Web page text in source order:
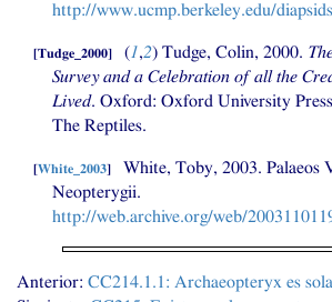
http://www.ucmp.berkeley.edu/
[Tudge_2000] (1,2) Tudge, Colin, 2000.
Survey and a Celebration of all the
Lived. Oxford: Oxford University
The Reptiles.
[White_2003]
White, Toby, 2003. Palaeos
Neopterygii.
http://web.archive.org/web/
Anterior: CC214.1.1: Archaeopteryx es